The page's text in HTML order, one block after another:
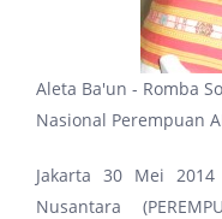
Aleta Ba'un - Romba
Nasional Perempuan
Jakarta 30 Mei
Nusantara